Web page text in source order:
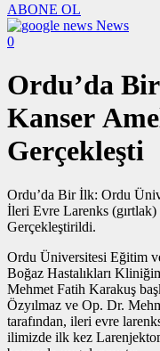
ABONE OL
News
0
Ordu’da
Kanser
Gerçekleşti
Ordu’da Bir İlk: Ordu
İleri Evre Larenks (gırtlak)
Gerçekleştirildi.
Ordu Üniversitesi Eğitim
Boğaz Hastalıkları
Mehmet Fatih Karakuş
Özyılmaz ve Op. Dr.
tarafından, ileri evre
ilimizde ilk kez